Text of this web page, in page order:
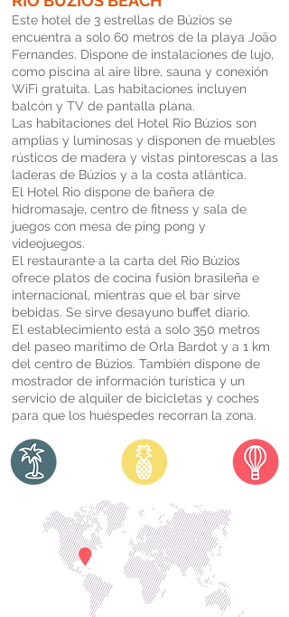
Este hotel de 3 estrellas de Búzios se
encuentra a solo 60 metros de la playa João
Fernandes. Dispone de instalaciones de lujo,
como piscina al aire libre, sauna y conexión
WiFi gratuita. Las habitaciones incluyen
balcón y TV de pantalla plana.
Las habitaciones del Hotel Rio Búzios son
amplias y luminosas y disponen de muebles
rústicos de madera y vistas pintorescas a las
laderas de Búzios y a la costa atlántica.
El Hotel Rio dispone de bañera de
hidromasaje, centro de fitness y sala de
juegos con mesa de ping pong y
videojuegos.
El restaurante a la carta del Rio Búzios
ofrece platos de cocina fusión brasileña e
internacional, mientras que el bar sirve
bebidas. Se sirve desayuno buffet diario.
El establecimiento está a solo 350 metros
del paseo marítimo de Orla Bardot y a 1 km
del centro de Búzios. También dispone de
mostrador de información turística y un
servicio de alquiler de bicicletas y coches
para que los huéspedes recorran la zona.